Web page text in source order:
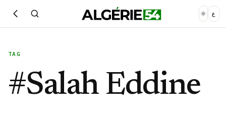
ع
TAG
#Salah Eddine